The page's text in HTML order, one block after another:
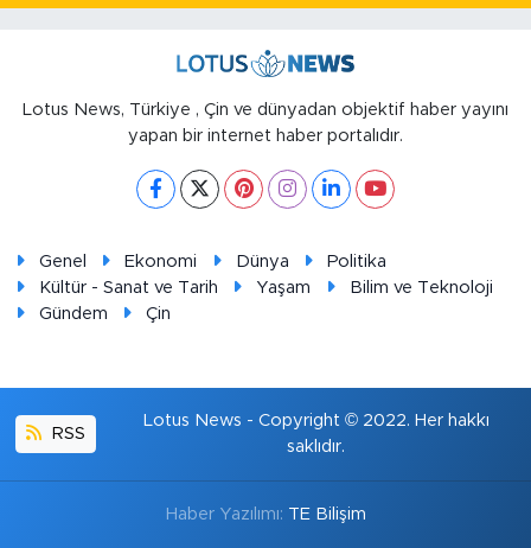
Lotus News, Türkiye , Çin ve dünyadan objektif haber yayını
yapan bir internet haber portalıdır.
Genel Ekonomi Dünya
Politika
Kültür - Sanat ve Tarih
Yaşam
Bilim ve Teknoloji
Gündem
Çin
RSS
Lotus News - Copyright © 2022. Her hakkı
saklıdır.
Haber Yazılımı: TE Bilişim